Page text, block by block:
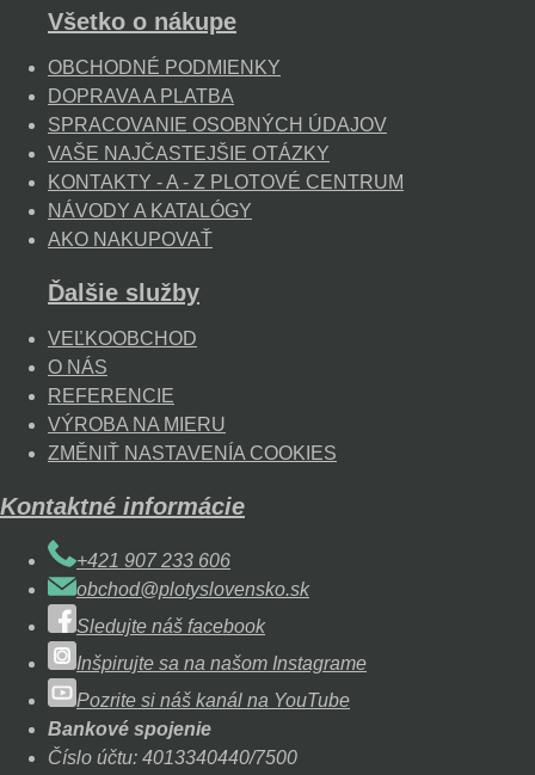
Všetko o nákupe
OBCHODNÉ PODMIENKY
DOPRAVA A PLATBA
SPRACOVANIE OSOBNÝCH ÚDAJOV
VAŠE NAJČASTEJŠIE OTÁZKY
KONTAKTY - A - Z PLOTOVÉ CENTRUM
NÁVODY A KATALÓGY
AKO NAKUPOVAŤ
Ďalšie služby
VEĽKOOBCHOD
O NÁS
REFERENCIE
VÝROBA NA MIERU
ZMĚNIŤ NASTAVENÍA COOKIES
Kontaktné informácie
+421 907 233 606
obchod@plotyslovensko.sk
Sledujte náš facebook
Inšpirujte sa na našom Instagrame
Pozrite si náš kanál na YouTube
Bankové spojenie
Číslo účtu: 4013340440/7500